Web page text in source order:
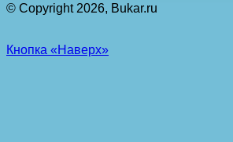
© Copyright 2026, Bukar.ru
Кнопка «Наверх»